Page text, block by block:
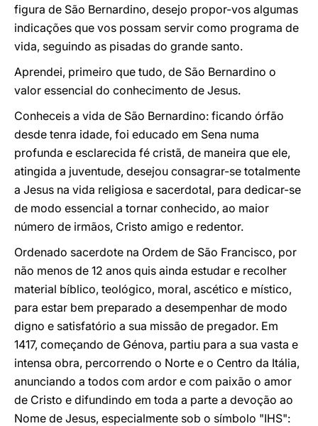
figura de São Bernardino, desejo propor-vos algumas
indicações que vos possam servir como programa de
vida, seguindo as pisadas do grande santo.
Aprendei, primeiro que tudo, de São Bernardino o
valor essencial do conhecimento de Jesus.
Conheceis a vida de São Bernardino: ficando órfão
desde tenra idade, foi educado em Sena numa
profunda e esclarecida fé cristã, de maneira que ele,
atingida a juventude, desejou consagrar-se totalmente
a Jesus na vida religiosa e sacerdotal, para dedicar-se
de modo essencial a tornar conhecido, ao maior
número de irmãos, Cristo amigo e redentor.
Ordenado sacerdote na Ordem de São Francisco, por
não menos de 12 anos quis ainda estudar e recolher
material bíblico, teológico, moral, ascético e místico,
para estar bem preparado a desempenhar de modo
digno e satisfatório a sua missão de pregador. Em
1417, começando de Génova, partiu para a sua vasta e
intensa obra, percorrendo o Norte e o Centro da Itália,
anunciando a todos com ardor e com paixão o amor
de Cristo e difundindo em toda a parte a devoção ao
Nome de Jesus, especialmente sob o símbolo "IHS":